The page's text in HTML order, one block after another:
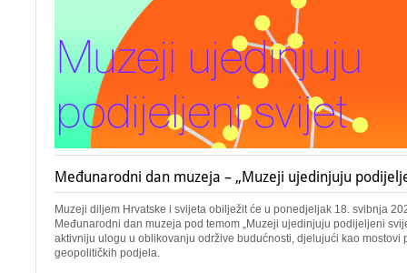
Međunarodni dan muzeja – „Muzeji ujedinjuju
Muzeji diljem Hrvatske i svijeta obilježit će u ponedjeljak 18. svibnja
Međunarodni dan muzeja pod temom „Muzeji ujedinjuju podijeljeni
aktivniju ulogu u oblikovanju održive budućnosti, djelujući kao mostovi
geopolitičkih podjela.